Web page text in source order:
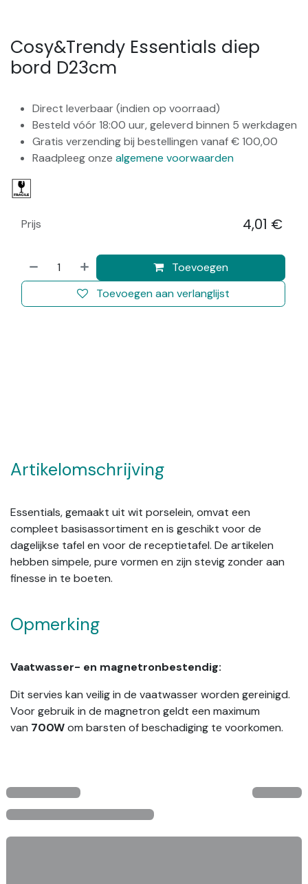
Cosy&Trendy Essentials diep
bord D23cm
Direct leverbaar (indien op voorraad)
Besteld vóór 18:00 uur, geleverd binnen 5 werkdagen
Gratis verzending bij bestellingen vanaf € 100,00
Raadpleeg onze algemene voorwaarden
Toevoegen
Toevoegen aan verlanglijst
Prijs 4,01 €
Artikelomschrijving
Essentials, gemaakt uit wit porselein, omvat een
compleet basisassortiment en is geschikt voor de
dagelijkse tafel en voor de receptietafel. De artikelen
hebben simpele, pure vormen en zijn stevig zonder aan
finesse in te boeten.
Opmerking
Vaatwasser- en magnetronbestendig:
Dit servies kan veilig in de vaatwasser worden gereinigd.
Voor gebruik in de magnetron geldt een maximum
van 700Wom barsten of beschadiging te voorkomen.